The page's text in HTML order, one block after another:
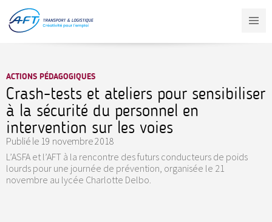
contenu
principal
ACTIONS PÉDAGOGIQUES
Crash-tests et ateliers pour sensibiliser
à la sécurité du personnel en
intervention sur les voies
Publié le 19 novembre 2018
L’ASFA et l’AFT à la rencontre des futurs conducteurs de poids
lourds pour une journée de prévention, organisée le 21
novembre au lycée Charlotte Delbo.